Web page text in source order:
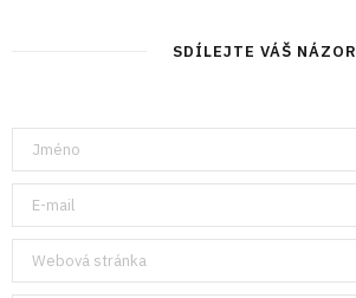
SDÍLEJTE VÁŠ NÁZOR